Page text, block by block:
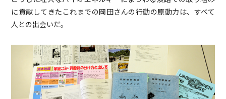
に貢献してきたこれまでの岡田さんの行動の原動力は、すべて
人との出会いだ。